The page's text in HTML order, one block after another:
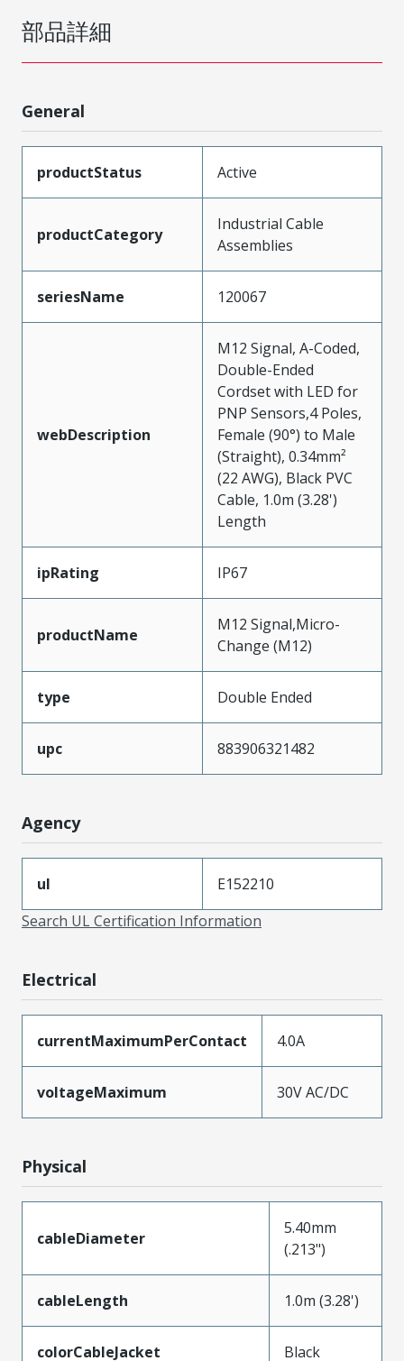
部品詳細
General
productStatus Active
productCategory
Industrial Cable
Assemblies
seriesName 120067
webDescription
M12 Signal, A-Coded,
Double-Ended
Cordset with LED for
PNP Sensors,4 Poles,
Female (90°) to Male
(Straight), 0.34mm²
(22 AWG), Black PVC
Cable, 1.0m (3.28')
Length
ipRating IP67
productName
M12 Signal,Micro-
Change (M12)
type Double Ended
upc 883906321482
Agency
ul
E152210
Search UL Certification Information
Electrical
currentMaximumPerContact 4.0A
voltageMaximum 30V AC/DC
Physical
cableDiameter
5.40mm
(.213")
cableLength 1.0m (3.28')
colorCableJacket Black